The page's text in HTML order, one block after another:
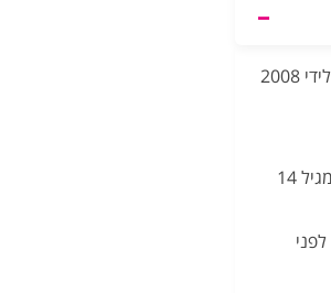
כל המשתתפים, למעט שחיינים בשלשה, חייבים להיות בני 18 לפחות (ילידי 2008
באישור מאמן תותר השתתפות חריגה בשליחים ישראמן 113 לשחיינים מגיל 14
לפני